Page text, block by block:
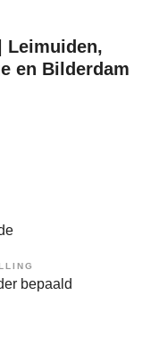
Leimuiden,
en Bilderdam
bepaald